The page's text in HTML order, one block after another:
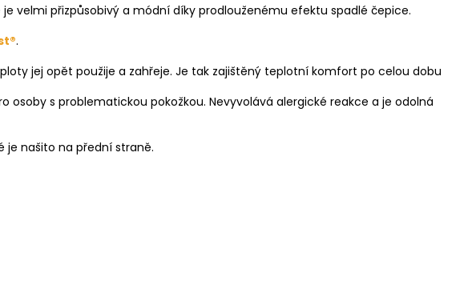
velmi přizpůsobivý a módní díky prodlouženému efektu spadlé čepice.
.
jej opět použije a zahřeje. Je tak zajištěný teplotní komfort po celou dobu
s problematickou pokožkou. Nevyvolává alergické reakce a je odolná
je našito na přední straně.